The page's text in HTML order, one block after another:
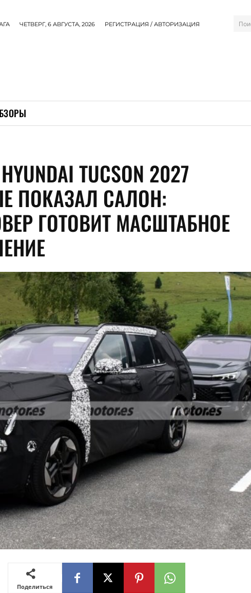
ЧЕТВЕРГ, 6 АВГУСТА, 2026 РЕГИСТРАЦИЯ / АВТОРИЗАЦИЯ
TUCSON 2027
ПОКАЗАЛ САЛОН:
ГОТОВИТ МАСШТАБНОЕ
Поделиться